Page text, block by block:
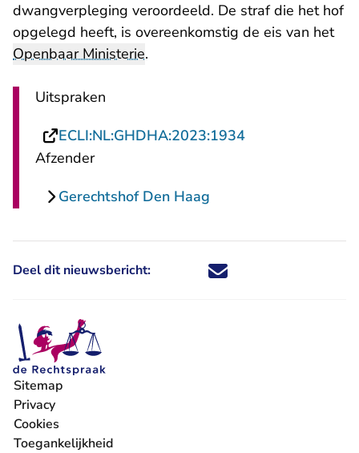
dwangverpleging veroordeeld. De straf die het hof
opgelegd heeft, is overeenkomstig de eis van het
Openbaar Ministerie.
Uitspraken
ECLI:NL:GHDHA:2023:1934- U verlaat
Afzender
Gerechtshof Den Haag
Deel dit nieuwsbericht: Deel dit nieuwsbericht via X -
Deel dit nieuwsbericht via
Deel dit nieuwsbericht
Deel dit
Sitemap
Privacy
Cookies
Toegankelijkheid